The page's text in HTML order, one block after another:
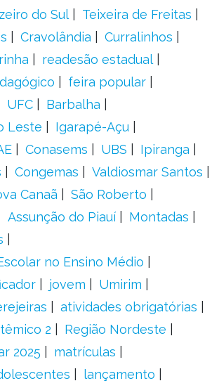
do Sul
Teixeira de Freitas
Cravolândia
Curralinhos
readesão estadual
feira popular
UFC
Barbalha
Leste
Igarapé-Açu
Conasems UBS
Ipiranga
Congemas
Valdiosmar Santos
Canaã
São Roberto
Assunção do Piauí
Montadas
no Ensino Médio
jovem
Umirim
atividades obrigatórias
2
Região Nordeste
2025
matrículas
lançamento